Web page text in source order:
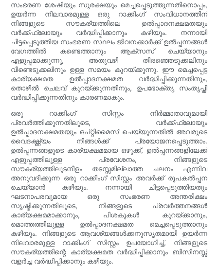
സംഭരണ ശേഷിയും സുരക്ഷയും മെച്ചപ്പെടുത്തുന്നതിനൊപ്പം,
ഉയർന്ന നിലവാരമുള്ള ഒരു റാക്കിംഗ് സംവിധാനത്തിന്
നിങ്ങളുടെ സൗകര്യത്തിലെ ഉൽപ്പാദനക്ഷമതയും
വർക്ക്ഫ്ലോയും വർദ്ധിപ്പിക്കാനും കഴിയും. നന്നായി
ചിട്ടപ്പെടുത്തിയ സംഭരണ സ്ഥലം ജീവനക്കാർക്ക് ഉൽപ്പന്നങ്ങൾ
വേഗത്തിൽ കണ്ടെത്താനും ആക്‌സസ് ചെയ്യാനും
എളുപ്പമാക്കുന്നു, അതുവഴി തിരഞ്ഞെടുക്കലിനും
വീണ്ടെടുക്കലിനും ഉള്ള സമയം കുറയ്ക്കുന്നു. ഈ മെച്ചപ്പെട്ട
കാര്യക്ഷമത ഉൽപ്പാദനക്ഷമത വർദ്ധിപ്പിക്കുന്നതിനും,
തൊഴിൽ ചെലവ് കുറയ്ക്കുന്നതിനും, ഉപഭോക്തൃ സംതൃപ്തി
വർദ്ധിപ്പിക്കുന്നതിനും കാരണമാകും.
ഒരു റാക്കിംഗ് സിസ്റ്റം നിർമ്മാതാവുമായി
പ്രവർത്തിക്കുന്നതിലൂടെ, വർക്ക്ഫ്ലോയും
ഉൽപ്പാദനക്ഷമതയും ഒപ്റ്റിമൈസ് ചെയ്യുന്നതിൽ അവരുടെ
വൈദഗ്ദ്ധ്യം നിങ്ങൾക്ക് പ്രയോജനപ്പെടുത്താം.
ഉൽപ്പന്നങ്ങളുടെ കാര്യക്ഷമമായ ഒഴുക്ക്, ഉൽപ്പന്നങ്ങളിലേക്ക്
എളുപ്പത്തിലുള്ള പ്രവേശനം, നിങ്ങളുടെ
സൗകര്യത്തിലുടനീളം തടസ്സമില്ലാത്ത ചലനം എന്നിവ
അനുവദിക്കുന്ന ഒരു റാക്കിംഗ് സിസ്റ്റം അവർക്ക് രൂപകൽപ്പന
ചെയ്യാൻ കഴിയും. നന്നായി ചിട്ടപ്പെടുത്തിയതും
ഘടനാപരവുമായ ഒരു സംഭരണ അന്തരീക്ഷം
സൃഷ്ടിക്കുന്നതിലൂടെ, നിങ്ങളുടെ പ്രവർത്തനങ്ങൾ
കാര്യക്ഷമമാക്കാനും, പിശകുകൾ കുറയ്ക്കാനും,
മൊത്തത്തിലുള്ള ഉൽപ്പാദനക്ഷമത മെച്ചപ്പെടുത്താനും
കഴിയും. നിങ്ങളുടെ ആവശ്യങ്ങൾക്കനുസൃതമായി ഉയർന്ന
നിലവാരമുള്ള റാക്കിംഗ് സിസ്റ്റം ഉപയോഗിച്ച്, നിങ്ങളുടെ
സൗകര്യത്തിന്റെ കാര്യക്ഷമത വർദ്ധിപ്പിക്കാനും ബിസിനസ്സ്
വളർച്ച വർദ്ധിപ്പിക്കാനും കഴിയും.